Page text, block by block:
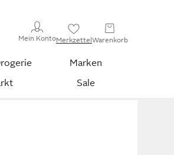
Mein KontoMerkzettelWarenkorb
Marken
Sale